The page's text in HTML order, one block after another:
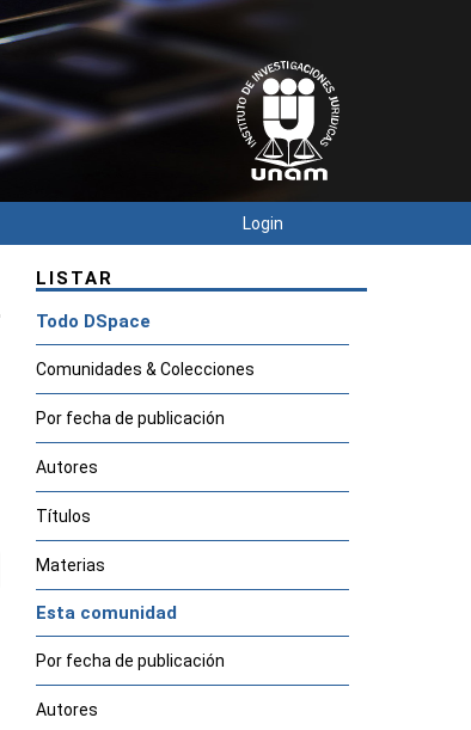
Login
LISTAR
Todo DSpace
Comunidades & Colecciones
Por fecha de publicación
Autores
Títulos
Materias
Esta comunidad
Por fecha de publicación
Autores